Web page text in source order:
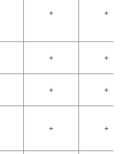
+ +
+ +
+ +
+ +